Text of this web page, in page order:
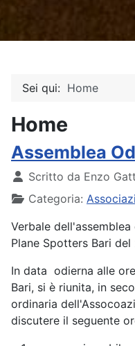
Sei qui: Home
Home
Assemblea
Dettagli
Scritto da Enzo
Categoria:
Verbale
Plane Spotters Bari
In data odierna alle
Bari, si è riunita, in
ordinaria
discutere il seguente